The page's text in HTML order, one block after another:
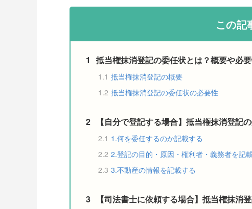
この記
1 抵当権抹消登記の委任状とは？概要や必
1.1 抵当権抹消登記の概要
1.2 抵当権抹消登記の委任状の必要性
2 【自分で登記する場合】抵当権抹消登記
2.1 1.何を委任するのか記載する
2.2 2.登記の目的・原因・権利者・義務者を記
2.3 3.不動産の情報を記載する
3 【司法書士に依頼する場合】抵当権抹消